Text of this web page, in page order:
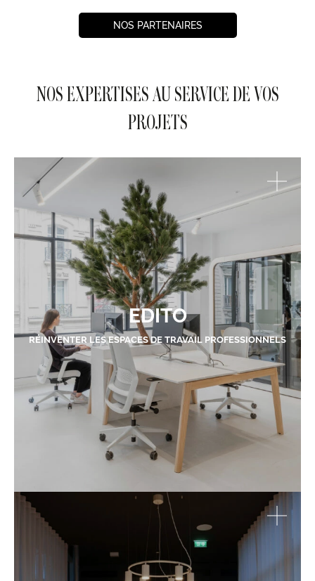
NOS PARTENAIRES
NOS EXPERTISES AU SERVICE DE VOS
PROJETS
EDITO
RÉINVENTER LES ESPACES DE TRAVAIL PROFESSIONNELS